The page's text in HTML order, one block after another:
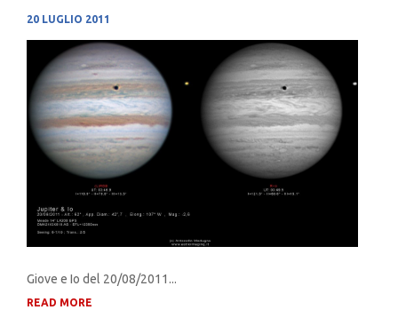
20 LUGLIO 2011
Giove e Io del 20/08/2011...
READ MORE